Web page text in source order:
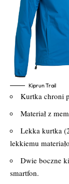
Kiprun Trail
Kurtka chroni
Materiał z
Lekka kurtka
lekkiemu
Dwie boczne
smartfon.